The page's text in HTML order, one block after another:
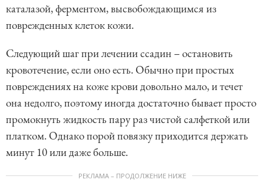
каталазой, ферментом, высвобождающимся из
поврежденных клеток кожи.
Следующий шаг при лечении ссадин – остановить
кровотечение, если оно есть. Обычно при простых
повреждениях на коже крови довольно мало, и течет
она недолго, поэтому иногда достаточно бывает просто
промокнуть жидкость пару раз чистой салфеткой или
платком. Однако порой повязку приходится держать
минут 10 или даже больше.
РЕКЛАМА – ПРОДОЛЖЕНИЕ НИЖЕ